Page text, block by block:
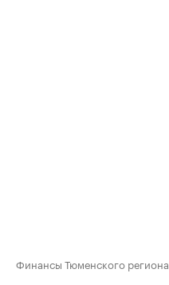
Финансы Тюменского региона